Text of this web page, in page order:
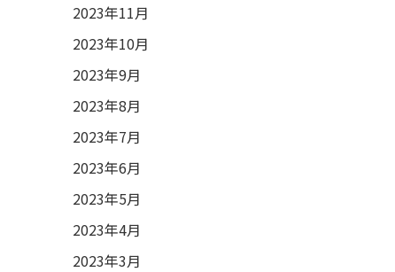
2023年11月
2023年10月
2023年9月
2023年8月
2023年7月
2023年6月
2023年5月
2023年4月
2023年3月